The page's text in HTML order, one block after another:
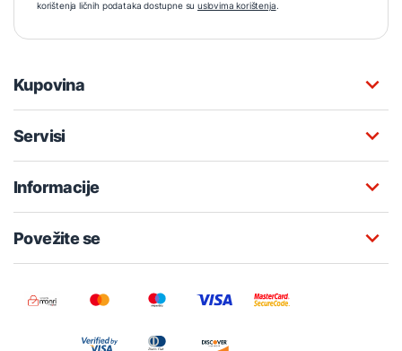
korištenja ličnih podataka dostupne su uslovima korištenja.
Kupovina
Servisi
Informacije
Povežite se